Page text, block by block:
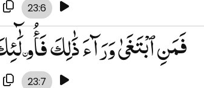
23:6
فَمَنِ ٱبْتَغَىٰ وَرَآءَ ذَٰلِكَ
23:7